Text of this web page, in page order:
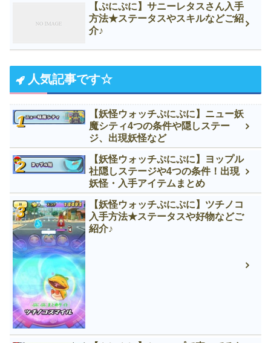
【ぷにぷに】サニーレタスさん入手
方法★ステータスやスキルなどご紹
介♪
人気記事です☆
【妖怪ウォッチぷにぷに】ニュー妖
魔シティ4つの条件や隠しステー
ジ、出現妖怪など
【妖怪ウォッチぷにぷに】ヨップル
社隠しステージや4つの条件！出現
妖怪・入手アイテムまとめ
【妖怪ウォッチぷにぷに】ツチノコ
入手方法★ステータスや好物などご
紹介♪